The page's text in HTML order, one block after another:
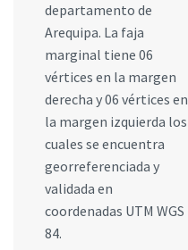
departamento de
Arequipa. La faja
marginal tiene 06
vértices en la margen
derecha y 06 vértices en
la margen izquierda los
cuales se encuentra
georreferenciada y
validada en
coordenadas UTM WGS
84.